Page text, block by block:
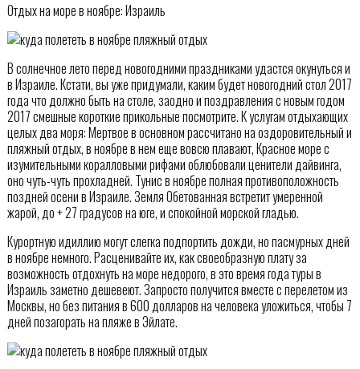
Отдых на море в ноябре: Израиль
В солнечное лето перед новогодними праздниками удастся окунуться и
в Израиле. Кстати, вы уже придумали, каким будет новогодний стол 2017
года что должно быть на столе, заодно и поздравления с новым годом
2017 смешные короткие прикольные посмотрите. К услугам отдыхающих
целых два моря: Мертвое в основном рассчитано на оздоровительный и
пляжный отдых, в ноябре в нем еще вовсю плавают, Красное море с
изумительными коралловыми рифами облюбовали ценители дайвинга,
оно чуть-чуть прохладней. Тунис в ноябре полная противоположность
поздней осени в Израиле. Земля Обетованная встретит умеренной
жарой, до + 27 градусов на юге, и спокойной морской гладью.
Курортную идиллию могут слегка подпортить дожди, но пасмурных дней
в ноябре немного. Расценивайте их, как своеобразную плату за
возможность отдохнуть на море недорого, в это время года туры в
Израиль заметно дешевеют. Запросто получится вместе с перелетом из
Москвы, но без питания в 600 долларов на человека уложиться, чтобы 7
дней позагорать на пляже в Эйлате.